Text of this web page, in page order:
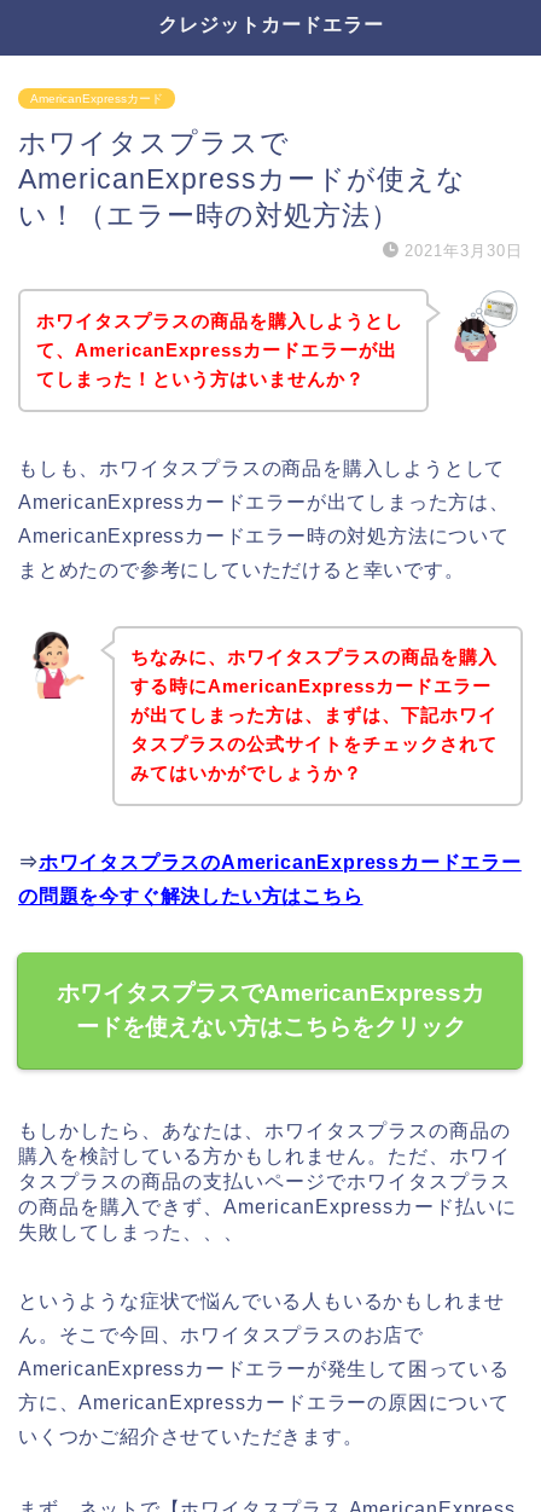
クレジットカードエラー
AmericanExpressカード
ホワイタスプラスで
AmericanExpressカードが使えな
い！（エラー時の対処方法）
2021年3月30日
ホワイタスプラスの商品を購入しようとし
て、AmericanExpressカードエラーが出
てしまった！という方はいませんか？
もしも、ホワイタスプラスの商品を購入しようとして
AmericanExpressカードエラーが出てしまった方は、
AmericanExpressカードエラー時の対処方法について
まとめたので参考にしていただけると幸いです。
ちなみに、ホワイタスプラスの商品を購入
する時にAmericanExpressカードエラー
が出てしまった方は、まずは、下記ホワイ
タスプラスの公式サイトをチェックされて
みてはいかがでしょうか？
⇒ホワイタスプラスのAmericanExpressカードエラー
の問題を今すぐ解決したい方はこちら
ホワイタスプラスでAmericanExpressカ
ードを使えない方はこちらをクリック
もしかしたら、あなたは、ホワイタスプラスの商品の
購入を検討している方かもしれません。ただ、ホワイ
タスプラスの商品の支払いページでホワイタスプラス
の商品を購入できず、AmericanExpressカード払いに
失敗してしまった、、、
というような症状で悩んでいる人もいるかもしれませ
ん。そこで今回、ホワイタスプラスのお店で
AmericanExpressカードエラーが発生して困っている
方に、AmericanExpressカードエラーの原因について
いくつかご紹介させていただきます。